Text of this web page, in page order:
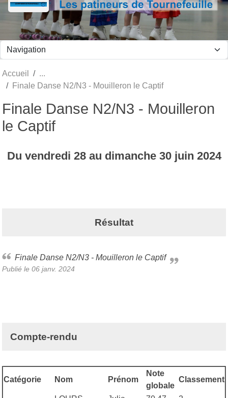
Accueil
Finale Danse N2/N3 - Mouilleron le Captif
Finale Danse N2/N3 - Mouilleron
le Captif
Du vendredi 28au dimanche 30 juin 2024
Résultat
Finale Danse N2/N3 - Mouilleron le Captif
Publié le 06 janv. 2024
Compte-rendu
Catégorie Nom Prénom
Note
globale
Classement
Panneau de gestion des cookies